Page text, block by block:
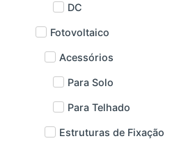
DC
Fotovoltaico
Acessórios
Para Solo
Para Telhado
Estruturas de Fixação